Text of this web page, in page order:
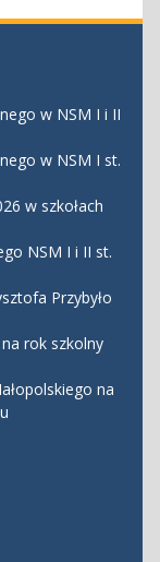
w NSM I i II
w NSM I st.
w szkołach
NSM I i II st.
Przybyło
rok szkolny
na